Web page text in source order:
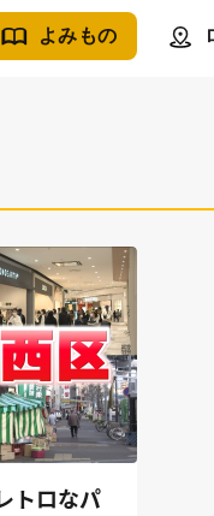
よみもの
トロなパ